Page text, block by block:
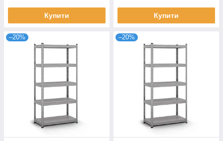
Купити Купити
–20% –20%